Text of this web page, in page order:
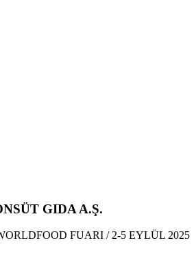
GIDA A.Ş.
FUARI / 2-5 EYLÜL 2025